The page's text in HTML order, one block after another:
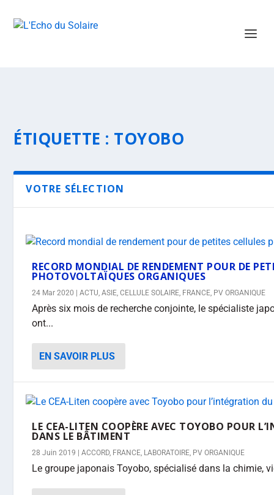
ÉTIQUETTE : TOYOBO
VOTRE SÉLECTION
RECORD MONDIAL DE RENDEMENT POUR DE
PHOTOVOLTAÏQUES ORGANIQUES
24 Mar 2020 |ACTU,ASIE,CELLULE SOLAIRE, FRANCE, PV ORGANIQUE
Après six mois de recherche conjointe, le spécialiste
ont...
EN SAVOIR PLUS
LE CEA-LITEN COOPÈRE AVEC TOYOBO POUR
DANS LE BÂTIMENT
28 Juin 2019 |ACCORD, FRANCE, LABORATOIRE, PV ORGANIQUE
Le groupe japonais Toyobo, spécialisé dans la chimie,